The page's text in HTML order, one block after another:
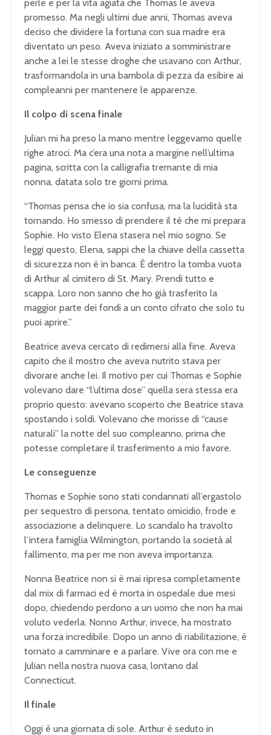
perle e per la vita agiata che Thomas le aveva
promesso. Ma negli ultimi due anni, Thomas aveva
deciso che dividere la fortuna con sua madre era
diventato un peso. Aveva iniziato a somministrare
anche a lei le stesse droghe che usavano con Arthur,
trasformandola in una bambola di pezza da esibire ai
compleanni per mantenere le apparenze.
Il colpo di scena finale
Julian mi ha preso la mano mentre leggevamo quelle
righe atroci. Ma c’era una nota a margine nell’ultima
pagina, scritta con la calligrafia tremante di mia
nonna, datata solo tre giorni prima.
“Thomas pensa che io sia confusa, ma la lucidità sta
tornando. Ho smesso di prendere il tè che mi prepara
Sophie. Ho visto Elena stasera nel mio sogno. Se
leggi questo, Elena, sappi che la chiave della cassetta
di sicurezza non è in banca. È dentro la tomba vuota
di Arthur al cimitero di St. Mary. Prendi tutto e
scappa. Loro non sanno che ho già trasferito la
maggior parte dei fondi a un conto cifrato che solo tu
puoi aprire.”
Beatrice aveva cercato di redimersi alla fine. Aveva
capito che il mostro che aveva nutrito stava per
divorare anche lei. Il motivo per cui Thomas e Sophie
volevano dare “l’ultima dose” quella sera stessa era
proprio questo: avevano scoperto che Beatrice stava
spostando i soldi. Volevano che morisse di “cause
naturali” la notte del suo compleanno, prima che
potesse completare il trasferimento a mio favore.
Le conseguenze
Thomas e Sophie sono stati condannati all’ergastolo
per sequestro di persona, tentato omicidio, frode e
associazione a delinquere. Lo scandalo ha travolto
l’intera famiglia Wilmington, portando la società al
fallimento, ma per me non aveva importanza.
Nonna Beatrice non si è mai ripresa completamente
dal mix di farmaci ed è morta in ospedale due mesi
dopo, chiedendo perdono a un uomo che non ha mai
voluto vederla. Nonno Arthur, invece, ha mostrato
una forza incredibile. Dopo un anno di riabilitazione, è
tornato a camminare e a parlare. Vive ora con me e
Julian nella nostra nuova casa, lontano dal
Connecticut.
Il finale
Oggi è una giornata di sole. Arthur è seduto in